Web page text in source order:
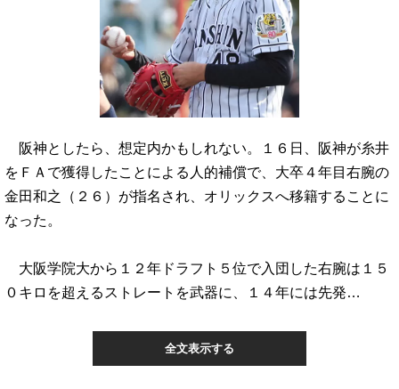
阪神としたら、想定内かもしれない。１６日、阪神が糸井
をＦＡで獲得したことによる人的補償で、大卒４年目右腕の
金田和之（２６）が指名され、オリックスへ移籍することに
なった。
大阪学院大から１２年ドラフト５位で入団した右腕は１５
０キロを超えるストレートを武器に、１４年には先発…
全文表示する